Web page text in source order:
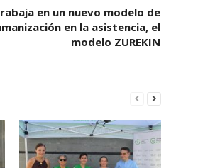
en un nuevo modelo de
en la asistencia, el
modelo ZUREKIN